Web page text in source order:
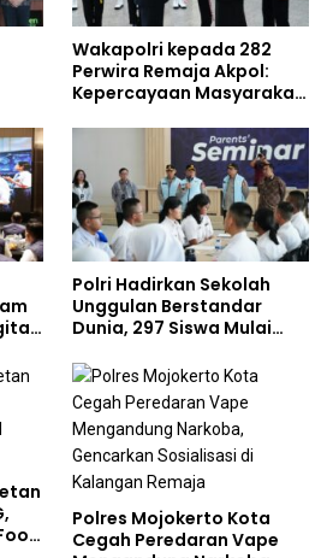
Wakapolri kepada 282
Perwira Remaja Akpol:
Kepercayaan Masyarakat
Polri Hadirkan Sekolah
Unggulan Berstandar
Dunia, 297 Siswa Mulai
Polres Mojokerto Kota
Cegah Peredaran Vape